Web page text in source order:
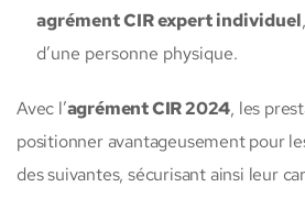
agrément CIR expert individuel
d’une personne physique.
Avec l’agrément CIR 2024, les
positionner avantageusement pour
des suivantes, sécurisant ainsi leur